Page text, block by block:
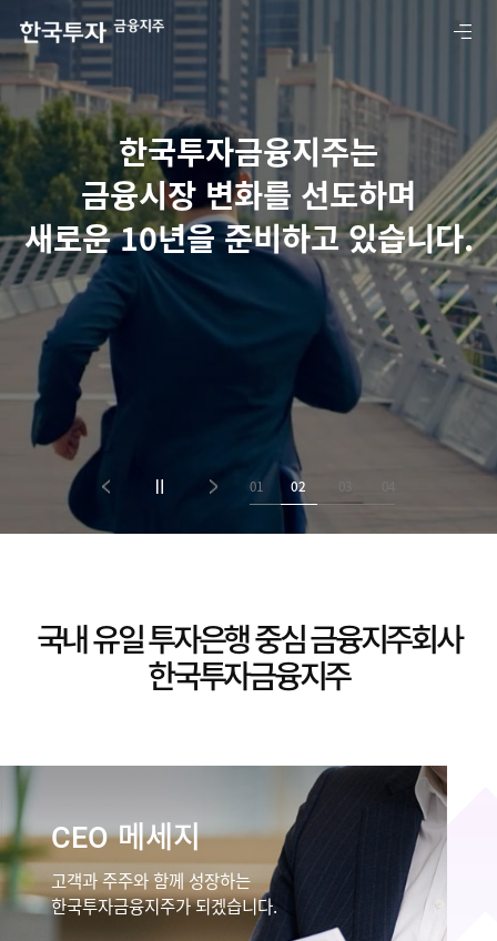
한국투자금융지주는
금융시장 변화를 선도하며
새로운 10년을 준비하고 있습니다.
01 02 03
국내 유일 투자은행 중심 금융지주회사
한국투자금융지주
CEO메세지
고객과 주주와 함께 성장하는
한국투자금융지주가 되겠습니다.